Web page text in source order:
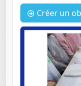
Créer un